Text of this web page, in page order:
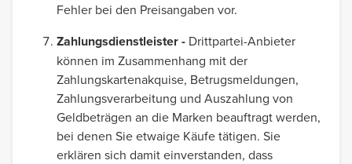
Fehler bei den Preisangaben vor.
Zahlungsdienstleister - Drittpartei-Anbieter
können im Zusammenhang mit der
Zahlungskartenakquise, Betrugsmeldungen,
Zahlungsverarbeitung und Auszahlung von
Geldbeträgen an die Marken beauftragt werden,
bei denen Sie etwaige Käufe tätigen. Sie
erklären sich damit einverstanden, dass